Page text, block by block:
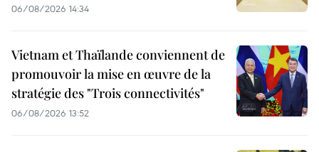
06/08/2026 14:34
Vietnam et Thaïlande conviennent de
promouvoir la mise en œuvre de la
stratégie des "Trois connectivités"
06/08/2026 13:52